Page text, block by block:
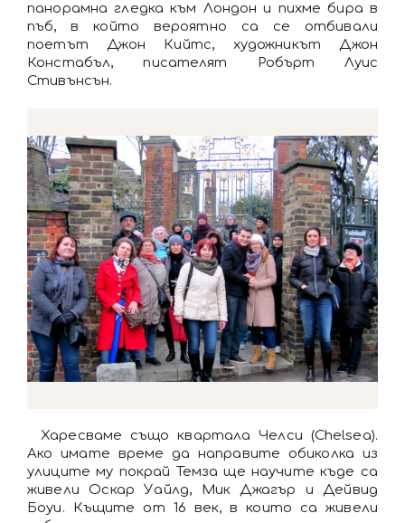
панорамна гледка към Лондон и пихме бира в
пъб, в който вероятно са се отбивали
поетът Джон Кийтс, художникът Джон
Констабъл, писателят Робърт Луис
Стивънсън.
Харесваме също квартала Челси (Chelsea).
Ако имате време да направите обиколка из
улиците му покрай Темза ще научите къде са
живели Оскар Уайлд, Мик Джагър и Дейвид
Боуи. Къщите от 16 век, в които са живели